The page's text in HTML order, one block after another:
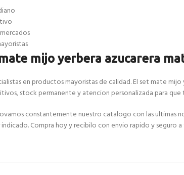
mijo yerbera azucarera
en productos mayoristas de calidad. El set mate
stock permanente y atencion personalizada para
constantemente nuestro catalogo con las ultimas
Compra hoy y recibilo con envio rapido y seguro